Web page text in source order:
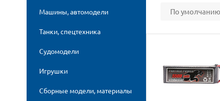
Машины, автомодели
Танки, спецтехника
Судомодели
Игрушки
Сборные модели, материалы
По умолчанию